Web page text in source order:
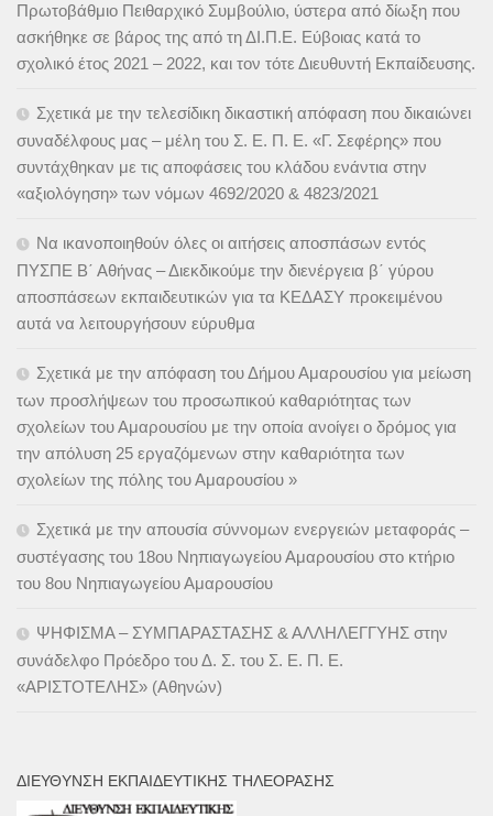
Πρωτοβάθμιο Πειθαρχικό Συμβούλιο, ύστερα από δίωξη που
ασκήθηκε σε βάρος της από τη ΔΙ.Π.Ε. Εύβοιας κατά το
σχολικό έτος 2021 – 2022, και τον τότε Διευθυντή Εκπαίδευσης.
Σχετικά με την τελεσίδικη δικαστική απόφαση που δικαιώνει
συναδέλφους μας – μέλη του Σ. Ε. Π. Ε. «Γ. Σεφέρης» που
συντάχθηκαν με τις αποφάσεις του κλάδου ενάντια στην
«αξιολόγηση» των νόμων 4692/2020 & 4823/2021
Να ικανοποιηθούν όλες οι αιτήσεις αποσπάσων εντός
ΠΥΣΠΕ Β΄ Αθήνας – Διεκδικούμε την διενέργεια β΄ γύρου
αποσπάσεων εκπαιδευτικών για τα ΚΕΔΑΣΥ προκειμένου
αυτά να λειτουργήσουν εύρυθμα
Σχετικά με την απόφαση του Δήμου Αμαρουσίου για μείωση
των προσλήψεων του προσωπικού καθαριότητας των
σχολείων του Αμαρουσίου με την οποία ανοίγει ο δρόμος για
την απόλυση 25 εργαζόμενων στην καθαριότητα των
σχολείων της πόλης του Αμαρουσίου »
Σχετικά με την απουσία σύννομων ενεργειών μεταφοράς –
συστέγασης του 18ου Νηπιαγωγείου Αμαρουσίου στο κτήριο
του 8ου Νηπιαγωγείου Αμαρουσίου
ΨΗΦΙΣΜΑ – ΣΥΜΠΑΡΑΣΤΑΣΗΣ & ΑΛΛΗΛΕΓΓΥΗΣ στην
συνάδελφο Πρόεδρο του Δ. Σ. του Σ. Ε. Π. Ε.
«ΑΡΙΣΤΟΤΕΛΗΣ» (Αθηνών)
ΔΙΕΎΘΥΝΣΗ ΕΚΠΑΙΔΕΥΤΙΚΉΣ ΤΗΛΕΌΡΑΣΗΣ